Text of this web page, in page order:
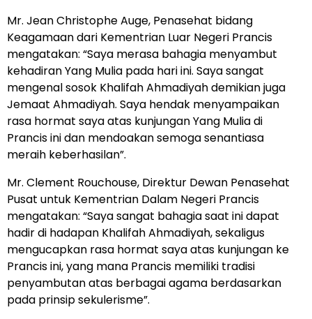
Mr. Jean Christophe Auge, Penasehat bidang
Keagamaan dari Kementrian Luar Negeri Prancis
mengatakan: “Saya merasa bahagia menyambut
kehadiran Yang Mulia pada hari ini. Saya sangat
mengenal sosok Khalifah Ahmadiyah demikian juga
Jemaat Ahmadiyah. Saya hendak menyampaikan
rasa hormat saya atas kunjungan Yang Mulia di
Prancis ini dan mendoakan semoga senantiasa
meraih keberhasilan”.
Mr. Clement Rouchouse, Direktur Dewan Penasehat
Pusat untuk Kementrian Dalam Negeri Prancis
mengatakan: “Saya sangat bahagia saat ini dapat
hadir di hadapan Khalifah Ahmadiyah, sekaligus
mengucapkan rasa hormat saya atas kunjungan ke
Prancis ini, yang mana Prancis memiliki tradisi
penyambutan atas berbagai agama berdasarkan
pada prinsip sekulerisme”.